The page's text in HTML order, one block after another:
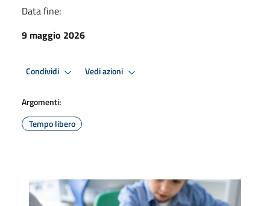
Data fine:
9 maggio 2026
Condividi Vedi azioni
Argomenti:
Tempo libero